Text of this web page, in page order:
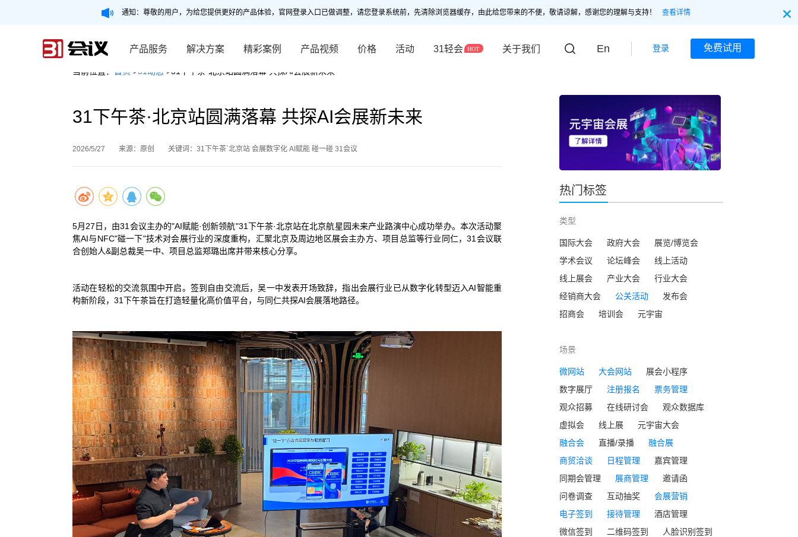
通知：尊敬的用户，为给您提供更好的产品体验，官网登录入口已做调整，请您登录系统前，先清除浏览器缓存，由此给您带来的不便，敬请谅解，感谢您的理解与支持！ 查看详情
产品服务 解决方案 精彩案例 产品视频 价格 活动 31轻会 关于我们 En 登录 免费试用
当前位置： 首页 >31动态 >31下午茶·北京站圆满落幕 共探AI会展新未来
31下午茶·北京站圆满落幕 共探AI会展新未来
2026/5/27 来源：原创 关键词：31下午茶`北京站 会展数字化 AI赋能 碰一碰 31会议
5月27日，由31会议主办的"AI赋能·创新领航"31下午茶·北京站在北京航星园未来产业路演中心成功举办。本次活动聚
焦AI与NFC"碰一下"技术对会展行业的深度重构，汇聚北京及周边地区展会主办方、项目总监等行业同仁，31会议联
合创始人&副总裁吴一中、项目总监郑璐出席并带来核心分享。
活动在轻松的交流氛围中开启。签到自由交流后，吴一中发表开场致辞，指出会展行业已从数字化转型迈入AI智能重
构新阶段，31下午茶旨在打造轻量化高价值平台，与同仁共探AI会展落地路径。
热门标签
类型
国际大会 政府大会
展览/博览会
学术会议
论坛峰会
线上活动
线上展会
产业大会
行业大会
经销商大会
公关活动
发布会
招商会
培训会 元宇宙
场景
微网站 大会网站
展会小程序
数字展厅
注册报名
票务管理
观众招募
在线研讨会
观众数据库
虚拟会
线上展
元宇宙大会
融合会
直播/录播
融合展
商贸洽谈
日程管理
嘉宾管理
同期会管理
展商管理
邀请函
问卷调查
互动抽奖
会展营销
电子签到
接待管理
酒店管理
微信签到
二维码签到
人脸识别签到